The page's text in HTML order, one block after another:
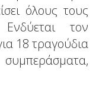
όλους τους
Ενδύεται τον
18 τραγούδια